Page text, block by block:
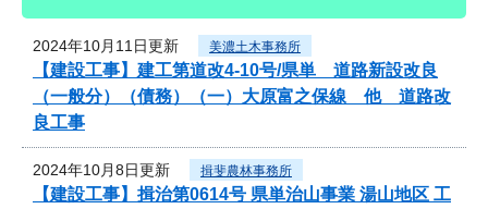
2024年10月11日更新 美濃土木事務所
【建設工事】建工第道改4-10号/県単 道路新設改良
（一般分）（債務）（一）大原富之保線 他 道路改
良工事
2024年10月8日更新 揖斐農林事務所
【建設工事】揖治第0614号 県単治山事業 湯山地区 工